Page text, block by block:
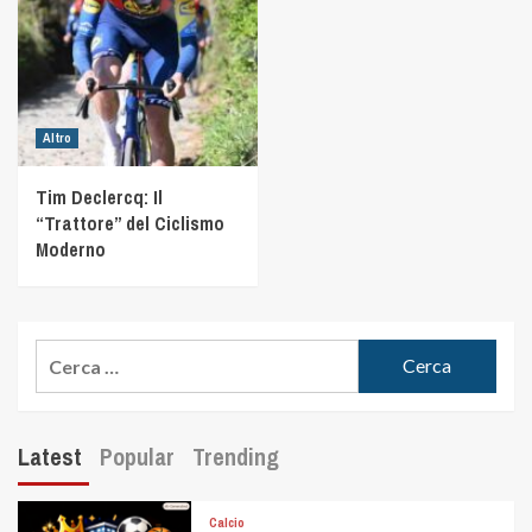
Altro
Tim Declercq: Il
“Trattore” del Ciclismo
Moderno
Latest Popular Trending
Calcio